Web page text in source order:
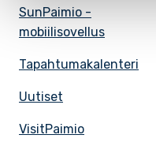
SunPaimio -
mobiilisovellus
Tapahtumakalenteri
Uutiset
VisitPaimio